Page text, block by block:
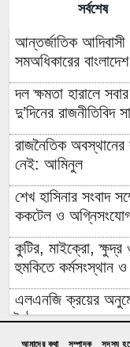
সর্বশেষ
আন্তর্জাতিক আদিবাসী
সমঅধিকারের
দল ক্ষমতা হারালে
দু’দিনের রাজনীতিবিদ
রাজনৈতিক
নেই: আমিনুল
শেখ হাসিনার সংবাদ
ককটেল ও
কুটির, মাইক্রো, ক্ষুদ্র
হুমকিতে কর্মসংস্থান ও
এলএনজি ক্রয়ের
বৈঠকে
আমাদের কথা সম্পাদক সদস্য